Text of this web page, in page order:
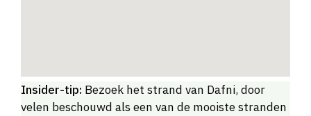
Insider-tip: Bezoek het strand van Dafni, door
velen beschouwd als een van de mooiste stranden